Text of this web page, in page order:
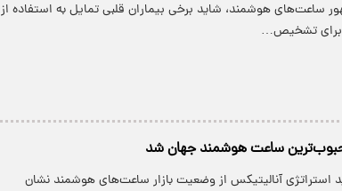
ساعت‌های هوشمند، شاید برخی بیماران قلبی تمایل به استفاده از
تشخیص…
استراتژی آنالیتیکس از وضعیت بازار ساعت‌های هوشمند نشان